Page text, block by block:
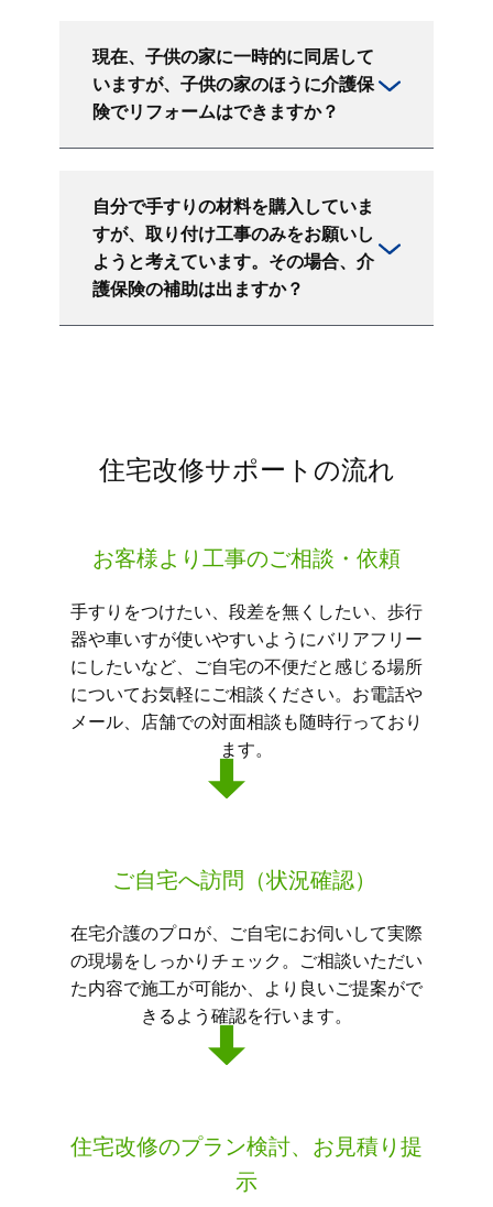
現在、子供の家に一時的に同居して
いますが、子供の家のほうに介護保
険でリフォームはできますか？
自分で手すりの材料を購入していま
すが、取り付け工事のみをお願いし
ようと考えています。その場合、介
護保険の補助は出ますか？
住宅改修サポートの流れ
お客様より工事のご相談・依頼
手すりをつけたい、段差を無くしたい、歩行
器や車いすが使いやすいようにバリアフリー
にしたいなど、ご自宅の不便だと感じる場所
についてお気軽にご相談ください。お電話や
メール、店舗での対面相談も随時行っており
ます。
ご自宅へ訪問（状況確認）
在宅介護のプロが、ご自宅にお伺いして実際
の現場をしっかりチェック。ご相談いただい
た内容で施工が可能か、より良いご提案がで
きるよう確認を行います。
住宅改修のプラン検討、お見積り提
示